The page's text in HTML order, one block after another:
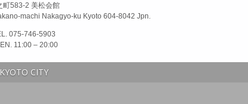
町583-2 美松会館
machi Nakagyo-ku Kyoto 604-8042 Jpn.
075-746-5903
11:00 – 20:00
KYOTO CITY